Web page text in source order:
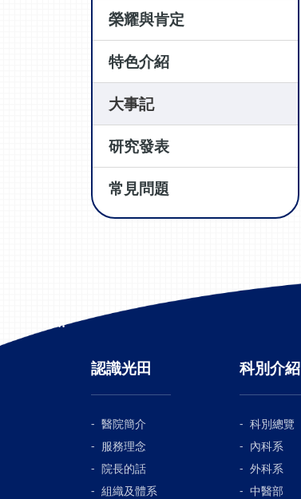
榮耀與肯定
特色介紹
大事記
研究發表
常見問題
:::
認識光田
醫院簡介
服務理念
院長的話
組織及體系
科別介紹
科別總覽
內科系
外科系
中醫部